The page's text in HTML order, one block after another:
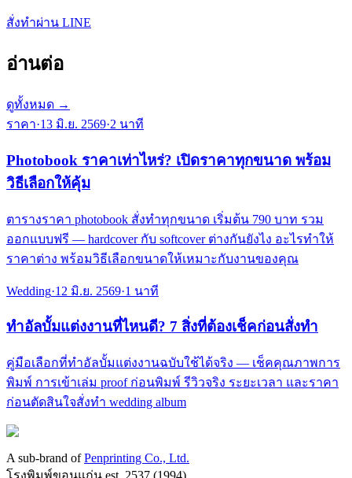
สั่งทำผ่าน LINE
อ่านต่อ
ดูทั้งหมด →
ราคา·13 มิ.ย. 2569·2 นาที
Photobook ราคาเท่าไหร่? เปิดราคาทุกขนาด พร้อม
วิธีเลือกให้คุ้ม
ตารางราคา photobook สั่งทำทุกขนาด เริ่มต้น 790 บาท รวม
ออกแบบฟรี — hardcover กับ softcover ต่างกันยังไง อะไรทำให้
ราคาต่าง พร้อมวิธีเลือกขนาดให้เหมาะกับงานของคุณ
Wedding·12 มิ.ย. 2569·1 นาที
ทำอัลบั้มแต่งงานที่ไหนดี? 7 สิ่งที่ต้องเช็คก่อนสั่งทำ
คู่มือเลือกที่ทำอัลบั้มแต่งงานฉบับใช้ได้จริง — เช็คคุณภาพการ
พิมพ์ การเข้าเล่ม proof ก่อนพิมพ์ รีวิวจริง ระยะเวลา และราคา
ก่อนตัดสินใจสั่งทำ wedding album
A sub-brand of Penprinting Co., Ltd.
โรงพิมพ์ขอนแก่น est. 2537 (1994)